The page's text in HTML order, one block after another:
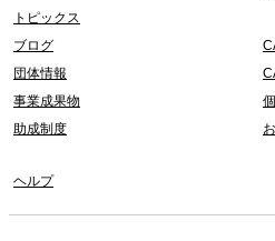
トピックス
ブログ
団体情報
事業成果物
助成制度
ヘルプ